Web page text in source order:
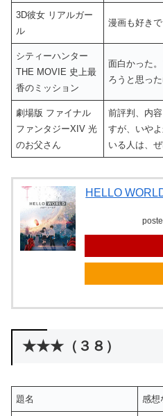
3D彼女 リアルガー
ル
漫画も好きで
シティーハンター
THE MOVIE 史上最
香のミッション
面白かった
ろうと思っ
劇場版 ファイナル
ファンタジーXIV 光
のお父さん
前評判、内
すが、いや
いる人は、
HELLO
★★★（３８）
題名 感想